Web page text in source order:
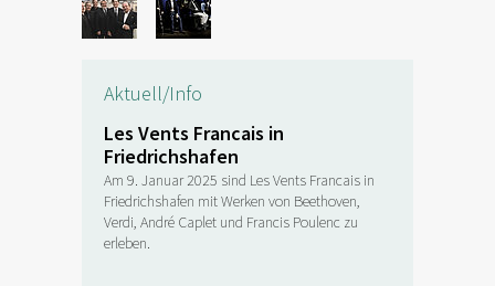
Aktuell/Info
Les Vents Francais in
Friedrichshafen
Am 9. Januar 2025 sind Les Vents Francais in
Friedrichshafen mit Werken von Beethoven,
Verdi, André Caplet und Francis Poulenc zu
erleben.